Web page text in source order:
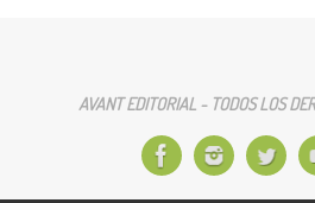
AVANT EDITORIAL - TODOS LOS